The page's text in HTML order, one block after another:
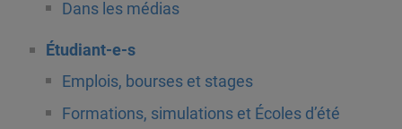
Dans les médias
Étudiant-e-s
Emplois, bourses et stages
Formations, simulations et Écoles d’été